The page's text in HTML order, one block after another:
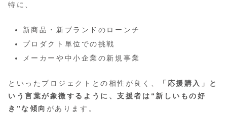
特に、
新商品・新ブランドのローンチ
プロダクト単位での挑戦
メーカーや中小企業の新規事業
といったプロジェクトとの相性が良く、
「応援購入」と
いう言葉が象徴するように、支援者は“新しいもの好
き”な傾向 があります。